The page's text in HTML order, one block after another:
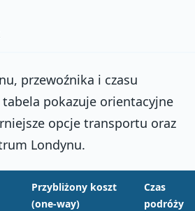
przewoźnika i czasu
tabela pokazuje orientacyjne
opcje transportu oraz
Londynu.
Przybliżony koszt
(one-way)
Czas
podróży